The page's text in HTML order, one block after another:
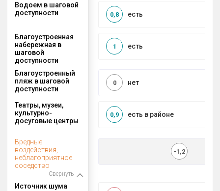
Водоем в шаговой
доступности
есть
0,8
Благоустроенная
набережная в
шаговой
доступности
есть
1
Благоустроенный
пляж в шаговой
доступности
нет
0
Театры, музеи,
культурно-
досуговые центры
есть в районе
0,9
Вредные
воздействия,
неблагоприятное
соседство
Свернуть
-1,2
Источник шума